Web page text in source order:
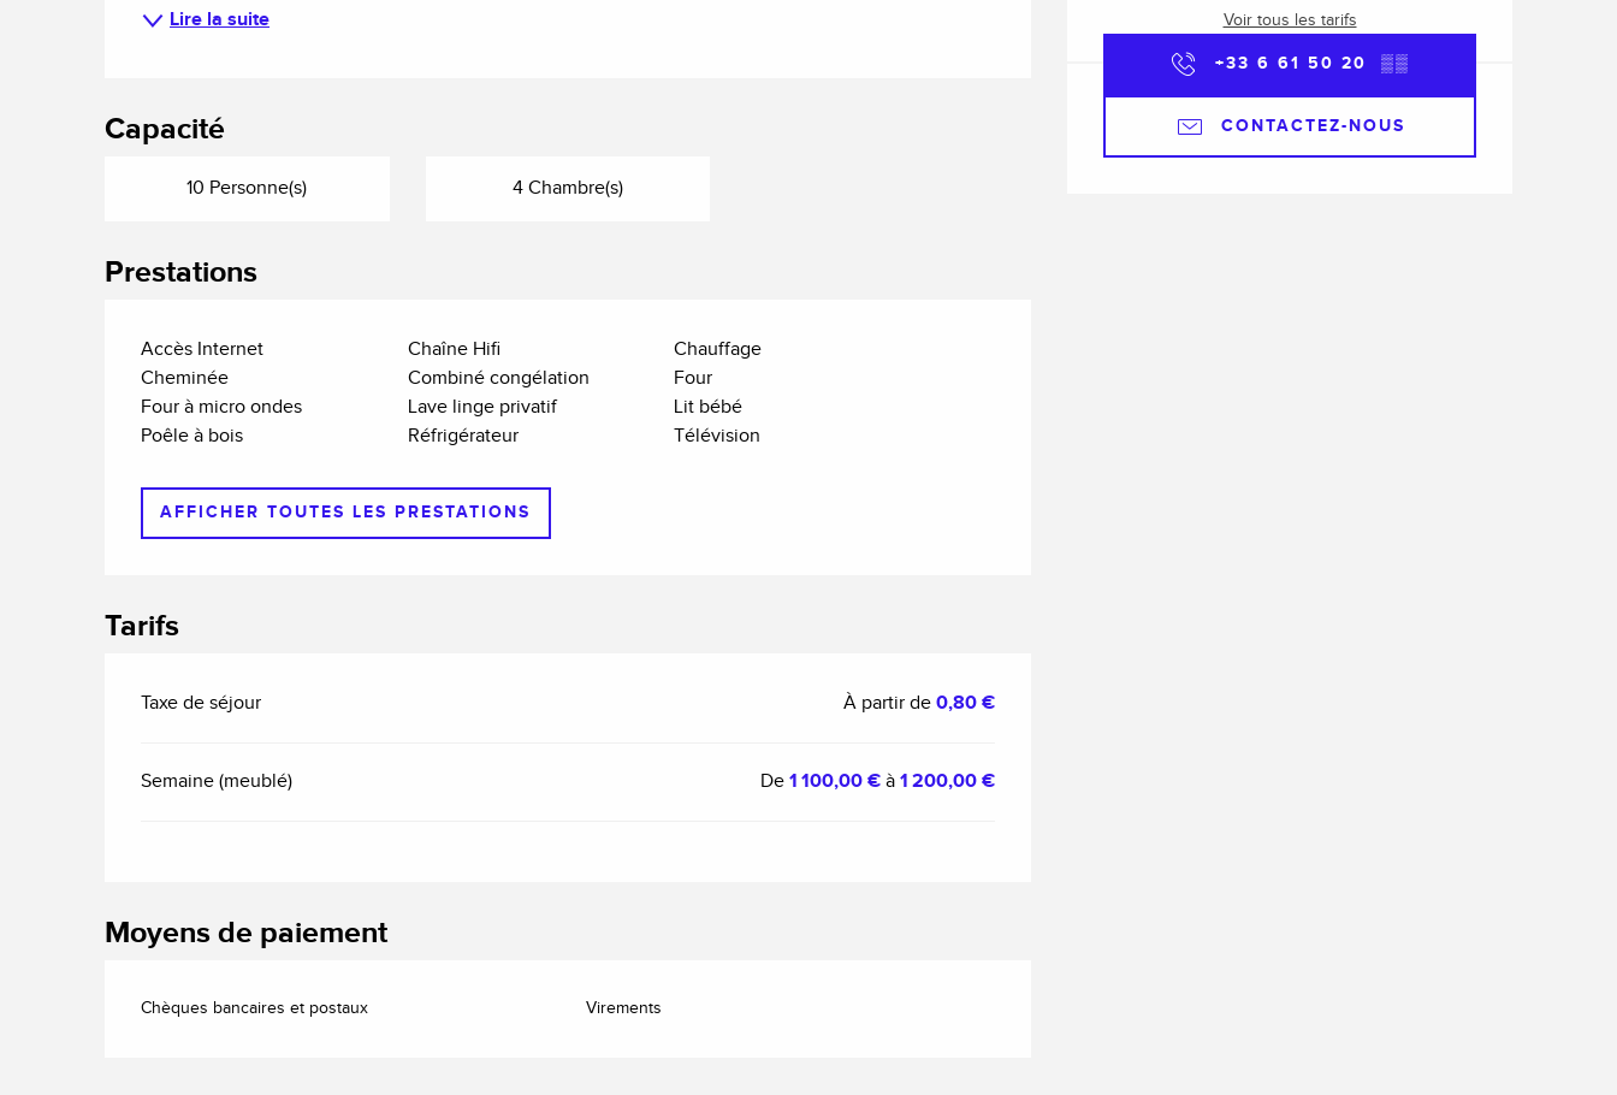
Voir tous les tarifs
+33 6 61 50 20 ▒▒
CONTACTEZ-NOUS
Lire la suite
Capacité
10 Personne(s) 4 Chambre(s)
Prestations
Accès Internet Chaîne Hifi
Chauffage
Cheminée
Combiné congélation
Four
Four à micro ondes
Lave linge privatif
Lit bébé
Poêle à bois
Réfrigérateur Télévision
AFFICHER TOUTES LES PRESTATIONS
Tarifs
Taxe de séjour À partir de0,80 €
Semaine (meublé) De1 100,00 € à1 200,00 €
Moyens de paiement
Chèques bancaires et postaux Virements